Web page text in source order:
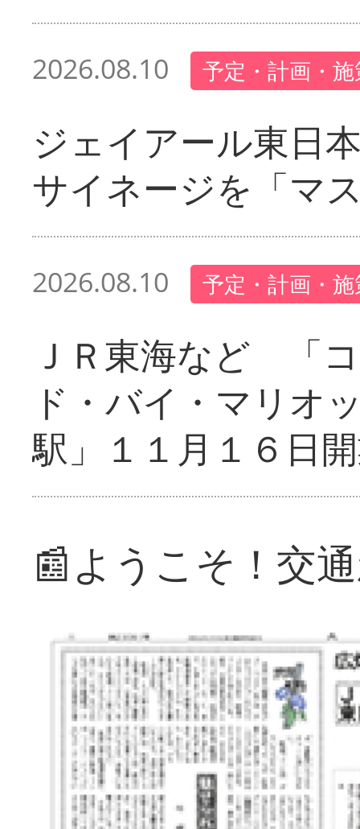
2026.08.10 予定・計画・
ジェイアール東日
サイネージを「マ
2026.08.10 予定・計画・
ＪＲ東海など 「
ド・バイ・マリオ
駅」１１月１６日
📰ようこそ！交